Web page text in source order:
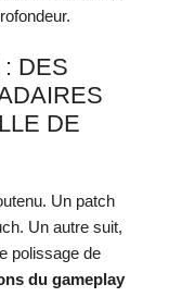
DES
DE
Un patch
Un autre suit,
polissage de
du gameplay